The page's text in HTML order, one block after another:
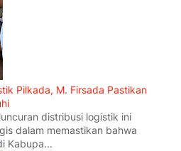
Pilkada, M. Firsada Pastikan
distribusi logistik ini
dalam memastikan bahwa
Kabupa...